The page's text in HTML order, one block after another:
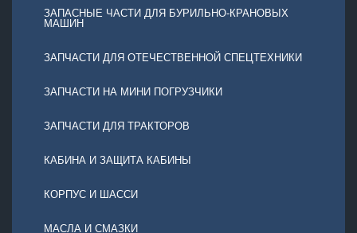
ЗАПАСНЫЕ ЧАСТИ ДЛЯ БУРИЛЬНО-КРАНОВЫХ
МАШИН
ЗАПЧАСТИ ДЛЯ ОТЕЧЕСТВЕННОЙ СПЕЦТЕХНИКИ
ЗАПЧАСТИ НА МИНИ ПОГРУЗЧИКИ
ЗАПЧАСТИ ДЛЯ ТРАКТОРОВ
КАБИНА И ЗАЩИТА КАБИНЫ
КОРПУС И ШАССИ
МАСЛА И СМАЗКИ